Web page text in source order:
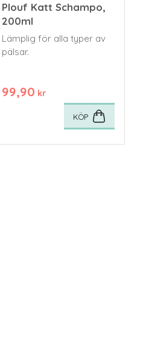
Plouf Katt Schampo,
200ml
Lämplig för alla typer av
pälsar.
99,90 kr
KÖP